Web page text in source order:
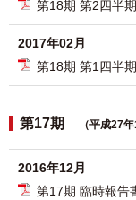
第18期 第2四半
2017年02月
第18期 第1四半
第17期 （平成27
2016年12月
第17期 臨時報告